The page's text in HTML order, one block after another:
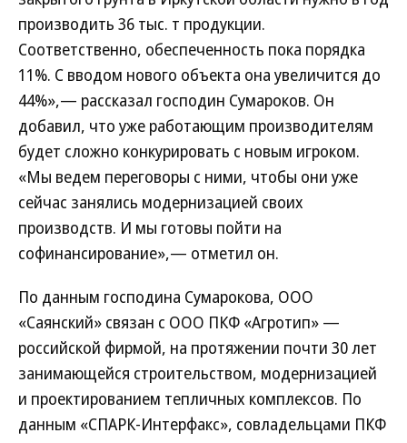
производить 36 тыс. т продукции.
Соответственно, обеспеченность пока порядка
11%. С вводом нового объекта она увеличится до
44%»,— рассказал господин Сумароков. Он
добавил, что уже работающим производителям
будет сложно конкурировать с новым игроком.
«Мы ведем переговоры с ними, чтобы они уже
сейчас занялись модернизацией своих
производств. И мы готовы пойти на
софинансирование»,— отметил он.
По данным господина Сумарокова, ООО
«Саянский» связан с ООО ПКФ «Агротип» —
российской фирмой, на протяжении почти 30 лет
занимающейся строительством, модернизацией
и проектированием тепличных комплексов. По
данным «СПАРК-Интерфакс», совладельцами ПКФ